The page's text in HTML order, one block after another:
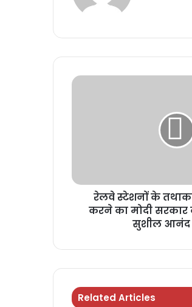
रेलवे स्टेशनों के
करने का मोदी सरकार
सुशील आनंद
Related Articles